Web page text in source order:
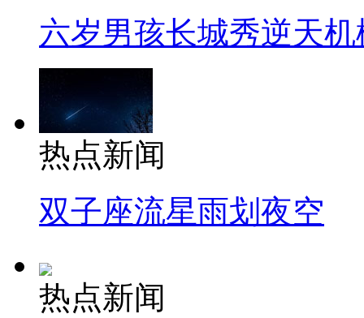
六岁男孩长城秀逆天机
热点新闻
双子座流星雨划夜空
热点新闻